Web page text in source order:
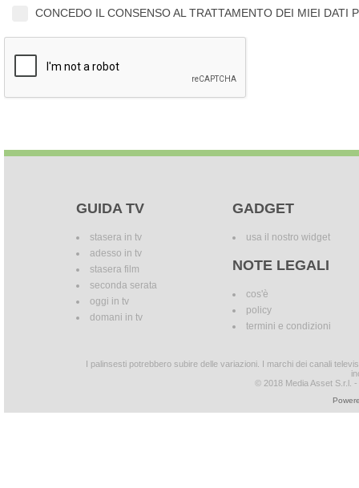
CONCEDO IL CONSENSO AL TRATTAMENTO DEI MIEI DATI
GUIDA TV
stasera in tv
adesso in tv
stasera film
seconda serata
oggi in tv
domani in tv
GADGET
usa il nostro widget
NOTE LEGALI
cos'è
policy
termini e condizioni
I palinsesti potrebbero subire delle variazioni. I marchi dei canali
© 2018 Media Asset S.r.l.